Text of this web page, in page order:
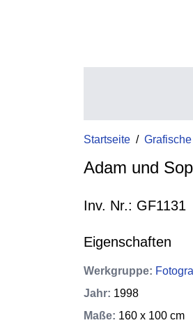
Startseite /
Adam und
Inv. Nr.: GF1131
Eigenschaften
Werkgruppe:
Jahr: 1998
Maße: 160 x 100 cm